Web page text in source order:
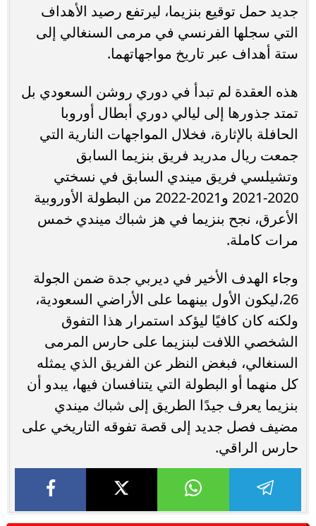
جديد حمل توقيع بنزيما، ليرتفع رصيد الأهداف
التي سجلها الفرنسي في مرمى السنغالي إلى
ستة أهداف عبر تاريخ مواجهاتهما.
هذه العقدة لم تبدأ في دوري روشن السعودي بل
تمتد جذورها إلى ليالي دوري أبطال أوروبا
الحافلة بالإثارة، فخلال المواجهات النارية التي
جمعت ريال مدريد فريق بنزيما السابق
وتشيلسي فريق ميندي السابق في نسختي
2020-2021 و2021-2022 من البطولة الأوروبية
الأعرق، نجح بنزيما في هز شباك ميندي خمس
مرات كاملة.
وجاء الهدف الأخير في ديربي جدة ضمن الجولة
26،ليكون الأول بينهما على الأراضي السعودية،
ولكنه كان كافيًا ليؤكد استمرار هذا التفوق
الشخصي اللافت لبنزيما على حارس المرمى
السنغالي، فبغض النظر عن الفريق الذي يمثله
كل منهما أو البطولة التي يتنافسان فيها، يبدو أن
بنزيما يعرف جيدًا الطريق إلى شباك ميندي
مضيف فصل جديد إلى قصة تفوقه التاريخي على
حارس الراقي.